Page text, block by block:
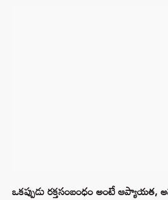
ఒకప్పుడు రక్తసంబంధం అంటే